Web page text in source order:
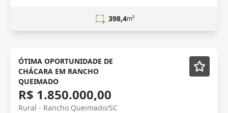
398,4m²
VENDA Mobiliado
ÓTIMA OPORTUNIDADE DE
CHÁCARA EM RANCHO
QUEIMADO
R$ 1.850.000,00
Rural - Rancho Queimado/SC